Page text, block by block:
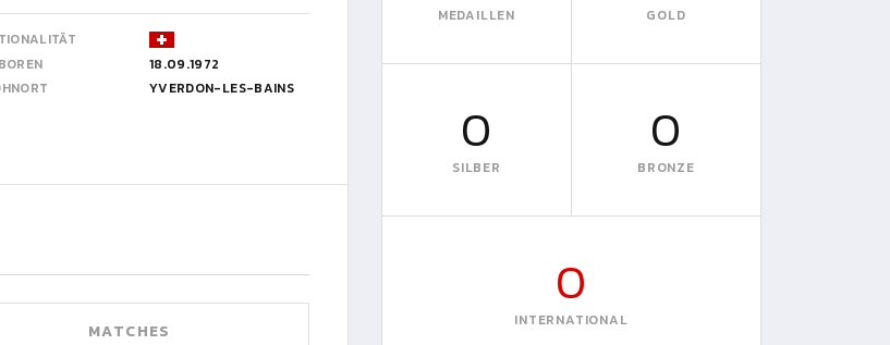
18.09.1972
YVERDON-LES-BAINS
MATCHES
MEDAILLEN GOLD
0
SILBER
0
BRONZE
0
INTERNATIONAL